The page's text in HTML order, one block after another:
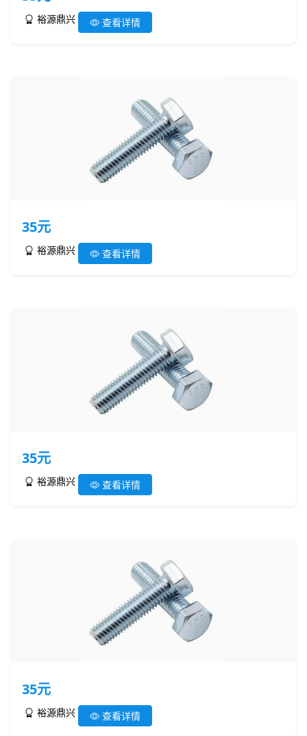
裕源鼎兴 查看详情
35元
裕源鼎兴 查看详情
35元
裕源鼎兴 查看详情
35元
裕源鼎兴 查看详情